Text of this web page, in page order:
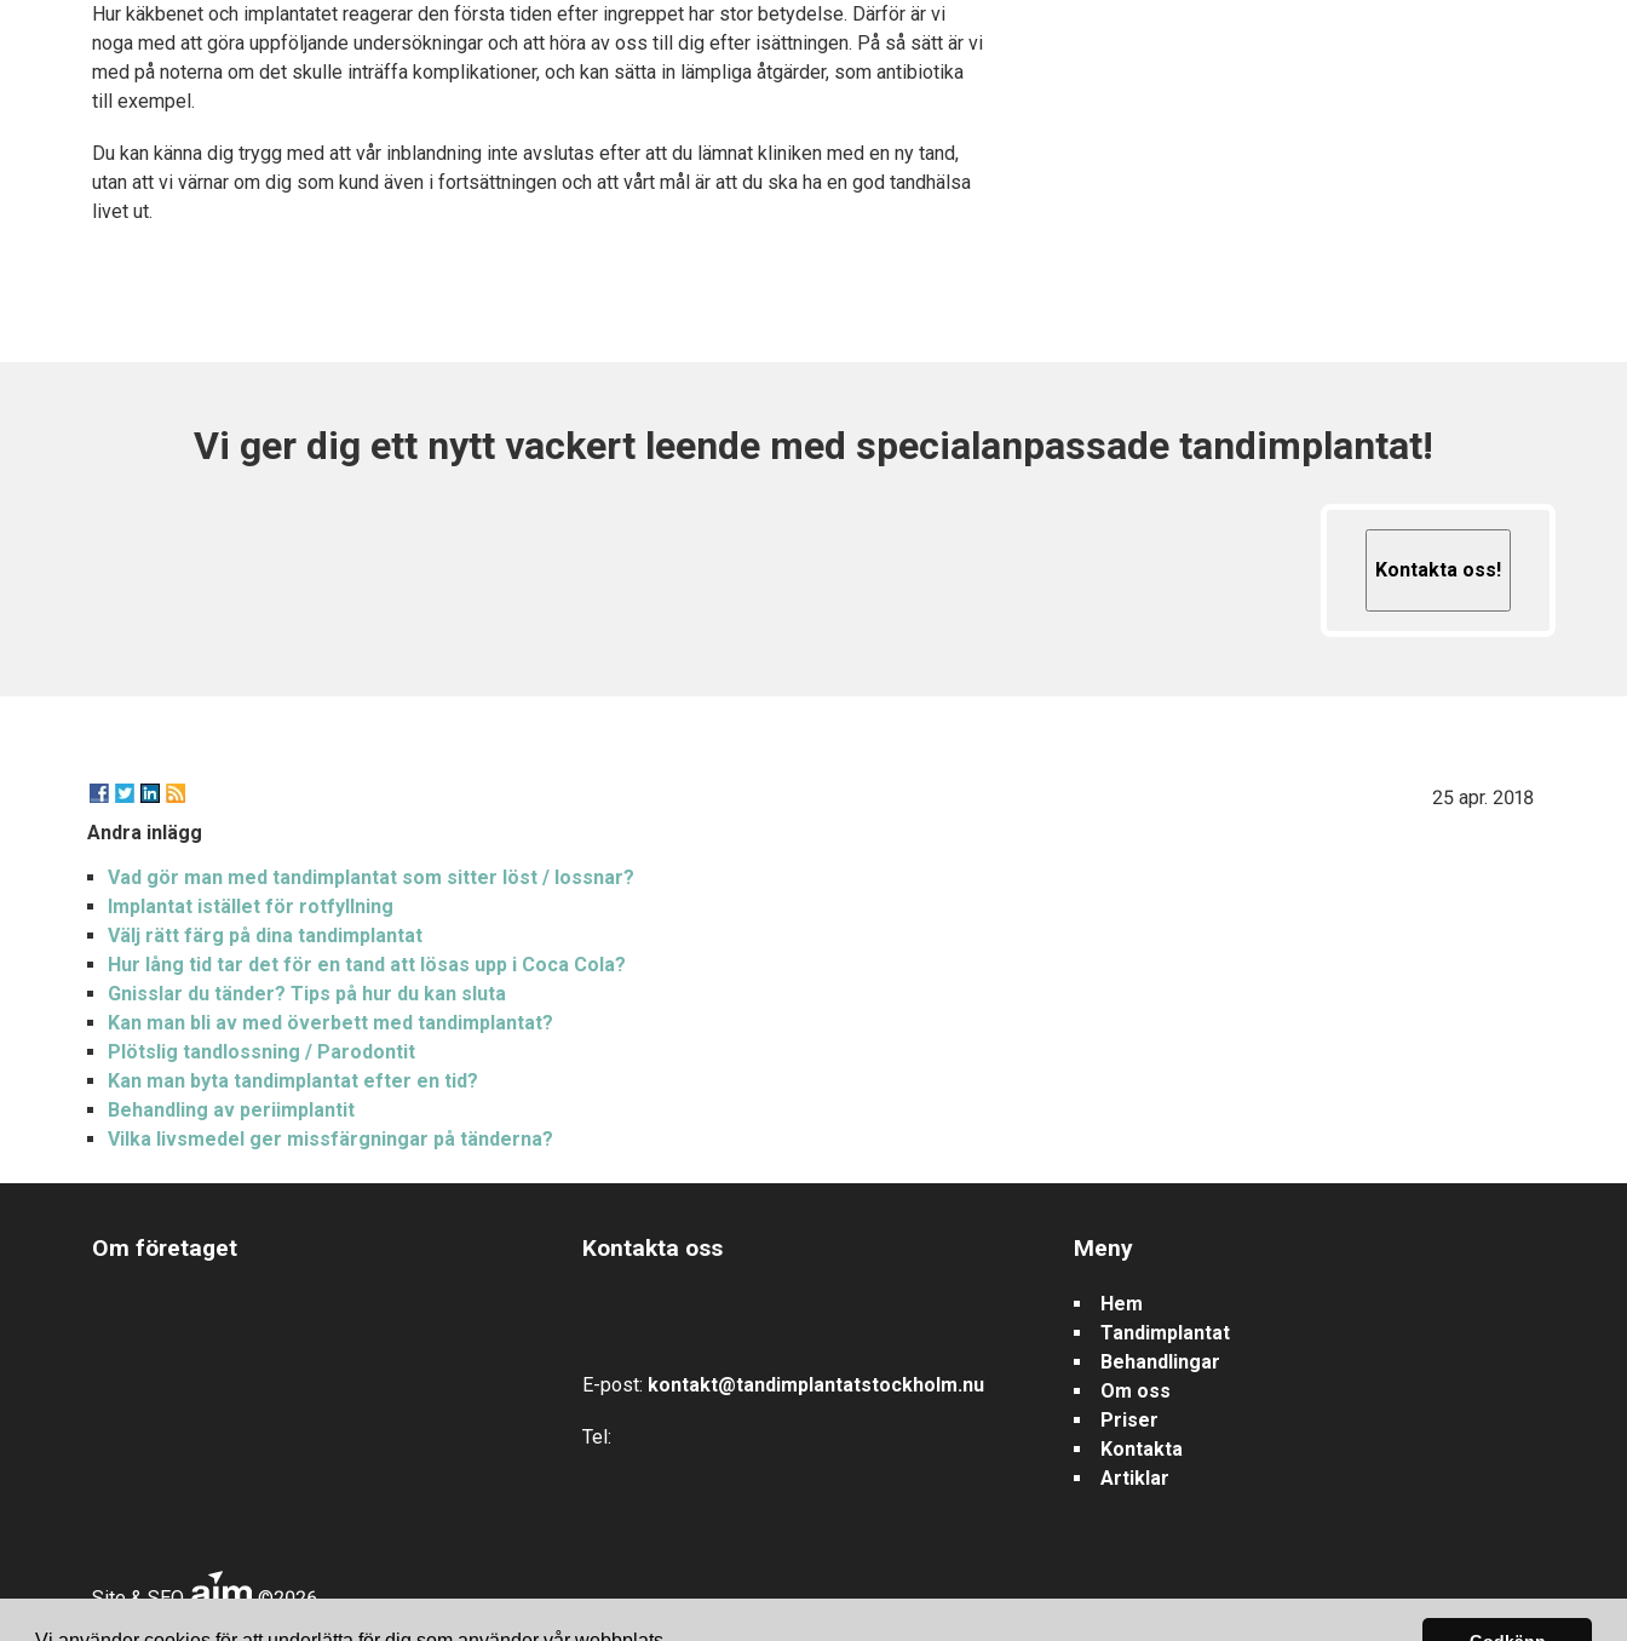
Hur käkbenet och implantatet reagerar den första tiden efter ingreppet har stor betydelse. Därför är vi
noga med att göra uppföljande undersökningar och att höra av oss till dig efter isättningen. På så sätt är vi
med på noterna om det skulle inträffa komplikationer, och kan sätta in lämpliga åtgärder, som antibiotika
till exempel.
Du kan känna dig trygg med att vår inblandning inte avslutas efter att du lämnat kliniken med en ny tand,
utan att vi värnar om dig som kund även i fortsättningen och att vårt mål är att du ska ha en god tandhälsa
livet ut.
Vi ger dig ett nytt vackert leende med specialanpassade tandimplantat!
Kontakta oss!
25 apr. 2018
Andra inlägg
Vad gör man med tandimplantat som sitter löst / lossnar?
Implantat istället för rotfyllning
Välj rätt färg på dina tandimplantat
Hur lång tid tar det för en tand att lösas upp i Coca Cola?
Gnisslar du tänder? Tips på hur du kan sluta
Kan man bli av med överbett med tandimplantat?
Plötslig tandlossning / Parodontit
Kan man byta tandimplantat efter en tid?
Behandling av periimplantit
Vilka livsmedel ger missfärgningar på tänderna?
Om företaget Kontakta oss
E-post: kontakt@tandimplantatstockholm.nu
Tel:
Meny
Hem
Tandimplantat
Behandlingar
Om oss
Priser
Kontakta
Artiklar
Site & SEO ©2026